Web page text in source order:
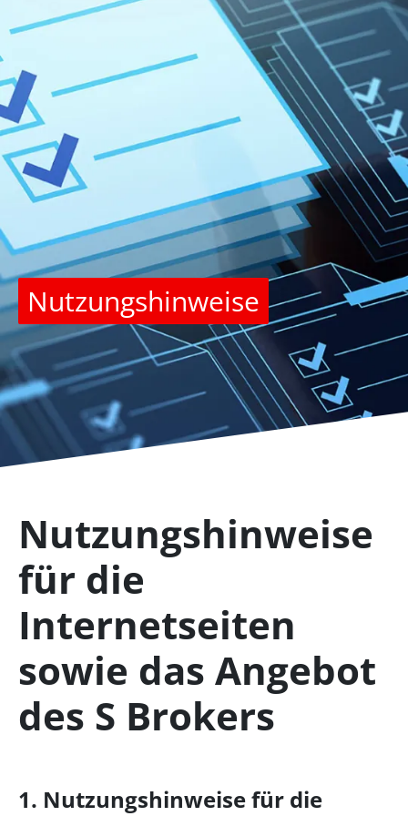
Nutzungshinweise
Nutzungshinweise
für die
Internetseiten
sowie das Angebot
des S Brokers
1. Nutzungshinweise für die